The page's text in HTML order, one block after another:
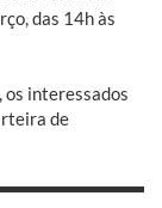
das 14h às
os interessados
de